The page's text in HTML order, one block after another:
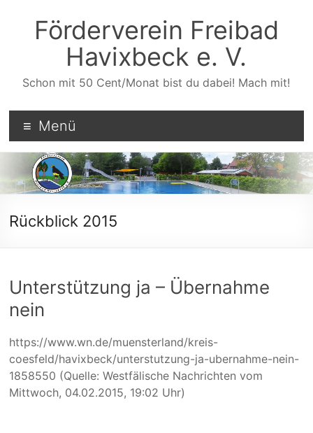
wechselnFörderverein Freibad
Havixbeck e. V.
Schon mit 50 Cent/Monat bist du dabei! Mach mit!
Menü
Rückblick 2015
Unterstützung ja – Übernahme
nein
https://www.wn.de/muensterland/kreis-
coesfeld/havixbeck/unterstutzung-ja-ubernahme-nein-
1858550 (Quelle: Westfälische Nachrichten vom
Mittwoch, 04.02.2015, 19:02 Uhr)